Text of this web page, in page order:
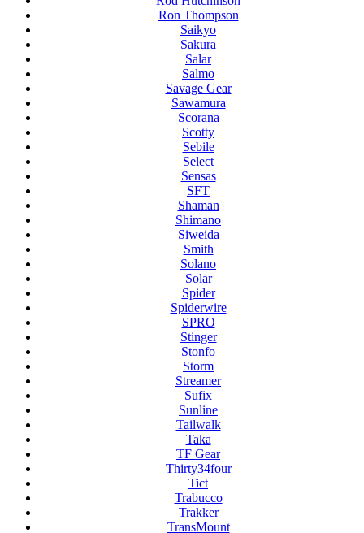
Ron Thompson
Saikyo
Sakura
Salar
Salmo
Savage Gear
Sawamura
Scorana
Scotty
Sebile
Select
Sensas
SFT
Shaman
Shimano
Siweida
Smith
Solano
Solar
Spider
Spiderwire
SPRO
Stinger
Stonfo
Storm
Streamer
Sufix
Sunline
Tailwalk
Taka
TF Gear
Thirty34four
Tict
Trabucco
Trakker
TransMount